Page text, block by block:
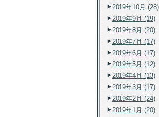
2019年10月 (28)
2019年9月 (19)
2019年8月 (20)
2019年7月 (17)
2019年6月 (17)
2019年5月 (12)
2019年4月 (13)
2019年3月 (17)
2019年2月 (24)
2019年1月 (20)